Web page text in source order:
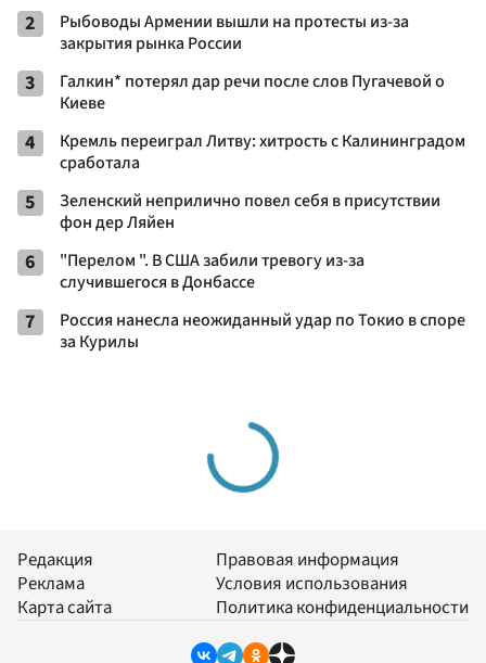
2
Рыбоводы Армении вышли на протесты из-за
закрытия рынка России
3
Галкин* потерял дар речи после слов Пугачевой о
Киеве
4
Кремль переиграл Литву: хитрость с Калининградом
сработала
5
Зеленский неприлично повел cебя в присутствии
фон дер Ляйен
6
"Перелом ". В США забили тревогу из-за
случившегося в Донбассе
7
Россия нанесла неожиданный удар по Токио в споре
за Курилы
Редакция
Реклама
Карта сайта
Правовая информация
Условия использования
Политика конфиденциальности